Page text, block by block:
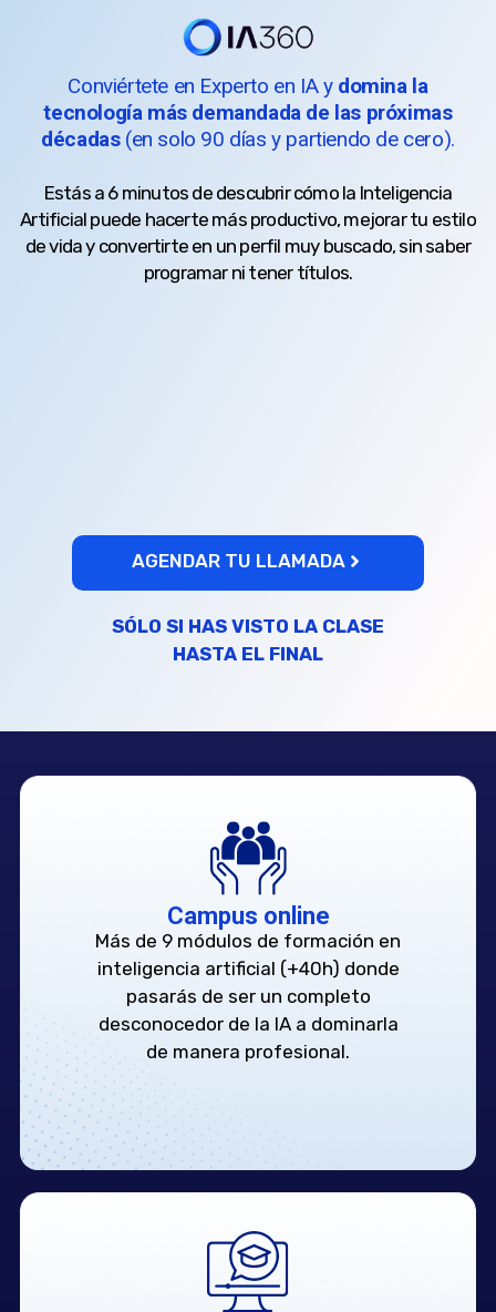
Conviértete en Experto en IA y domina la
tecnología más demandada de las próximas
décadas(en solo 90 días y partiendo de cero).
Estás a 6 minutos de descubrir cómo la Inteligencia
Artificial puede hacerte más productivo, mejorar tu estilo
de vida y convertirte en un perfil muy buscado, sin saber
programar ni tener títulos.
AGENDAR TU LLAMADA
SÓLO SI HAS VISTO LA CLASE
HASTA EL FINAL
Campus online
Más de 9 módulos de formación en
inteligencia artificial (+40h) donde
pasarás de ser un completo
desconocedor de la IA a dominarla
de manera profesional.